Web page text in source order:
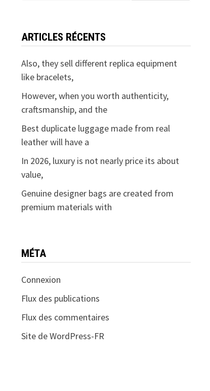
ARTICLES RÉCENTS
Also, they sell different replica equipment
like bracelets,
However, when you worth authenticity,
craftsmanship, and the
Best duplicate luggage made from real
leather will have a
In 2026, luxury is not nearly price its about
value,
Genuine designer bags are created from
premium materials with
MÉTA
Connexion
Flux des publications
Flux des commentaires
Site de WordPress-FR